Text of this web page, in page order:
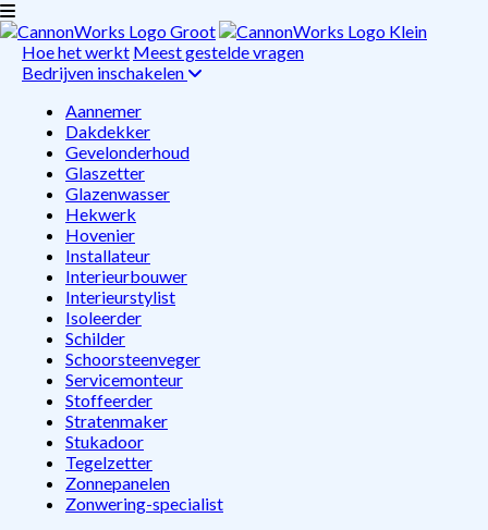
Hoe het werkt Meest gestelde vragen
Bedrijven inschakelen
Aannemer
Dakdekker
Gevelonderhoud
Glaszetter
Glazenwasser
Hekwerk
Hovenier
Installateur
Interieurbouwer
Interieurstylist
Isoleerder
Schilder
Schoorsteenveger
Servicemonteur
Stoffeerder
Stratenmaker
Stukadoor
Tegelzetter
Zonnepanelen
Zonwering-specialist